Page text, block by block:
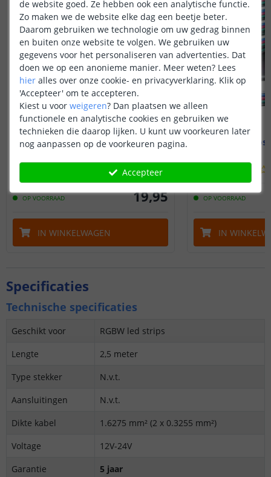
Soldeerbout voor ledstrips
met tin en standaard
reviews)
OP VOORRAAD 19,95
IN WINKELWAGEN
7,5 meter
OP VOORRAAD
IN
Specificaties
Technische specificaties
Geschikt voor
RGBW led strips
Lengte
2,5 meter
Type stekker
N.v.t.
Aansluitingen
N.v.t.
Dikte kabel
1.6275 mm² (2 x 0.3255 mm²)
Voltage
12V-24V
Garantie
5 jaar
de website goed. Ze hebben ook een analytische functie.
Zo maken we de website elke dag een beetje beter.
Daarom gebruiken we technologie om uw gedrag binnen
en buiten onze website te volgen. We gebruiken uw
gegevens voor het personaliseren van advertenties. Dat
doen we op een anonieme manier. Meer weten? Lees
hier alles over onze cookie- en privacyverklaring. Klik op
'Accepteer' om te accepteren.
Kiest u voor weigeren? Dan plaatsen we alleen
functionele en analytische cookies en gebruiken we
technieken die daarop lijken. U kunt uw voorkeuren later
nog aanpassen op de voorkeuren pagina.
Accepteer